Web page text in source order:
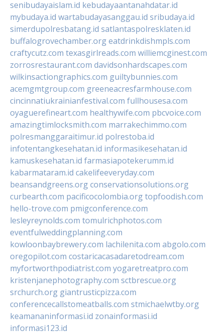
senibudayaislam.id kebudayaantanahdatar.id
mybudaya.id wartabudayasanggau.id sribudaya.id
simerdupolresbatang.id satlantaspolresklaten.id
buffalogrovechamber.orgeatdrinkdishmpls.com
craftycutz.com texasgirlreads.com williemcginest.com
zorrosrestaurant.com davidsonhardscapes.com
wilkinsactiongraphics.com guiltybunnies.com
acemgmtgroup.com greeneacresfarmhouse.com
cincinnatiukrainianfestival.com fullhousesa.com
oyaguerefineart.com healthywife.com pbcvoice.com
amazingtimlocksmith.com marrakechimmo.com
polresmanggaraitimur.id polrestoba.id
infotentangkesehatan.id informasikesehatan.id
kamuskesehatan.id farmasiapotekerumm.id
kabarmataram.id cakelifeeveryday.com
beansandgreens.orgconservationsolutions.org
curbearth.com pacificocolombia.orgtopfoodish.com
hello-trove.com pmigconference.com
lesleyreynolds.com tomulrichphotos.com
eventfulweddingplanning.com
kowloonbaybrewery.com lachilenita.com abgolo.com
oregopilot.com costaricacasadaretodream.com
myfortworthpodiatrist.com yogaretreatpro.com
kristenjanephotography.com sctbrescue.org
srchurch.org giantrusticpizza.com
conferencecallstomeatballs.com stmichaelwtby.org
keamananinformasi.id zonainformasi.id
informasi123.id